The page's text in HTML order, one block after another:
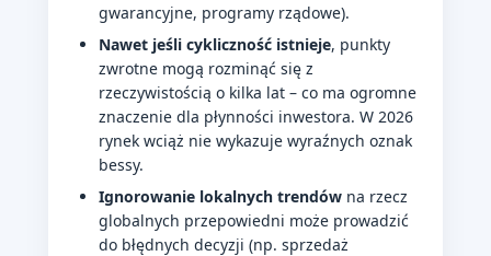
gwarancyjne, programy rządowe).
Nawet jeśli cykliczność istnieje, punkty
zwrotne mogą rozminąć się z
rzeczywistością o kilka lat – co ma ogromne
znaczenie dla płynności inwestora. W 2026
rynek wciąż nie wykazuje wyraźnych oznak
bessy.
Ignorowanie lokalnych trendów na rzecz
globalnych przepowiedni może prowadzić
do błędnych decyzji (np. sprzedaż